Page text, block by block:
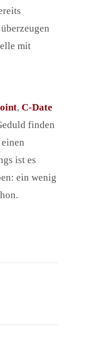
mit
, C-Date
finden
ist es
ein wenig